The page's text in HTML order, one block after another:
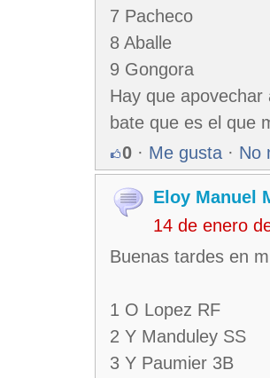
7 Pacheco
8 Aballe
9 Gongora
Hay que
bate que es el que
0 · Me gusta · No
Eloy Manuel
14 de enero
Buenas tardes en
1 O Lopez RF
2 Y Manduley SS
3 Y Paumier 3B